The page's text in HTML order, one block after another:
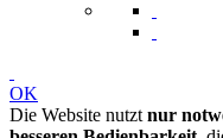
OK
Die Website nutzt nur